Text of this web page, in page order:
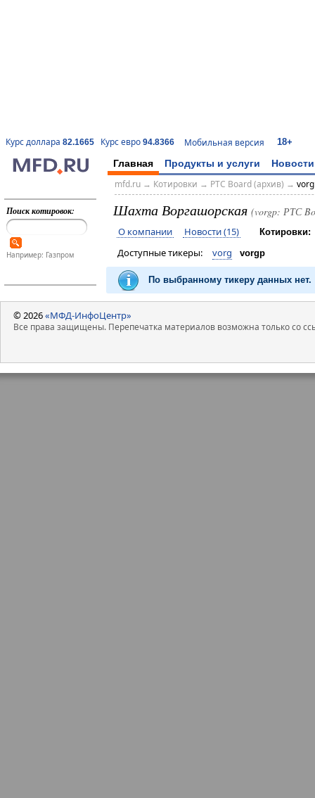
Курс доллара 82.1665 Курс евро 94.8366 Мобильная версия 18+
Главная Продукты и услуги Новости
Поиск котировок:
Например: Газпром
mfd.ru→ Котировки → РТС Board (архив) →
Шахта Воргашорская (vorgp: РТС
О компании Новости (15) Котировки:
Доступные тикеры: vorg vorgp
По выбранному тикеру данных нет.
© 2026«МФД-ИнфоЦентр»
Все права защищены. Перепечатка материалов возможна только со